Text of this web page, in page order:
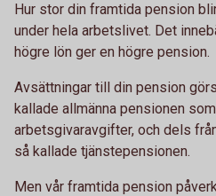
Hur stor din framtida pension
under hela arbetslivet. Det
högre lön ger en högre pension.
Avsättningar till din pension
kallade allmänna pensionen
arbetsgivaravgifter, och dels
så kallade tjänstepensionen.
Men vår framtida pension